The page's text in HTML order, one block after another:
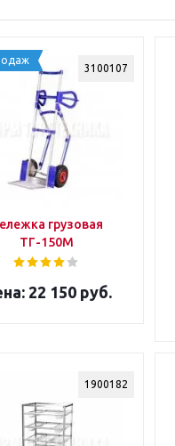
3100107
грузовая
ТГ-150М
22 150 руб.
1900182